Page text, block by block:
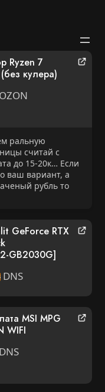
Ryzen 7
кулера)
OZON
ральную
считай с
до 15-20к… Если
ваш вариант, а
рубль то
GeForce RTX
GB2030G]
DNS
MSI MPG
WIFI
DNS